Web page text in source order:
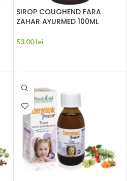
SIROP COUGHEND FARA
ZAHAR AYURMED 100ML
53.00lei